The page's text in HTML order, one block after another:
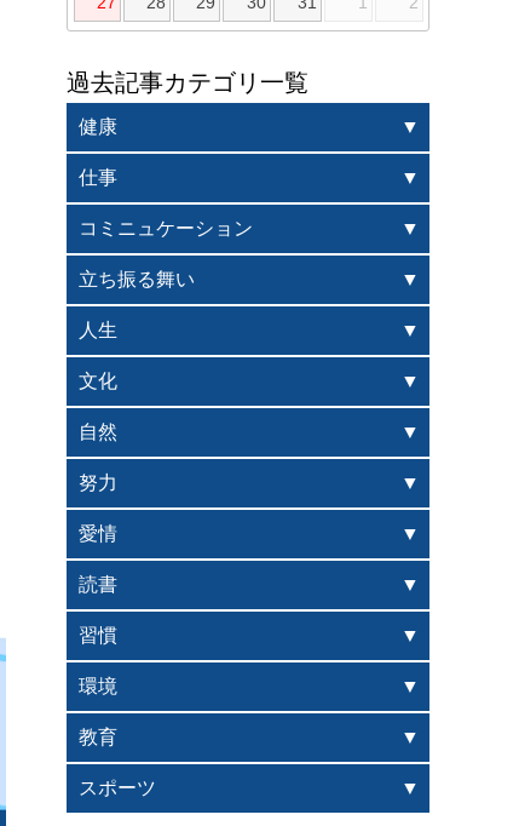
過去記事カテゴリ一覧
健康
仕事
コミニュケーション
立ち振る舞い
人生
文化
自然
努力
愛情
読書
習慣
環境
教育
スポーツ